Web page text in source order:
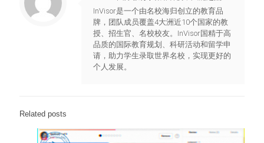
InVisor是一个由名校海归创立的教育品
牌，团队成员覆盖4大洲近10个国家的教
授、招生官、名校校友。InVisor国精于高
品质的国际教育规划、科研活动和留学申
请，助力学生录取世界名校，实现更好的
个人发展。
Related posts